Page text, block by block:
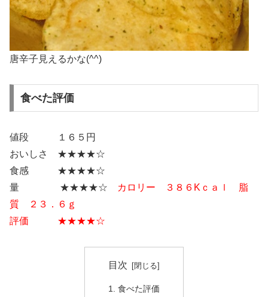
唐辛子見えるかな(^^)
食べた評価
値段 １６５円
おいしさ ★★★★☆
食感 ★★★★☆
量 ★★★★☆
カロリー ３８６Kｃａｌ 脂
質 ２３．６ｇ
評価 ★★★★☆
目次
食べた評価